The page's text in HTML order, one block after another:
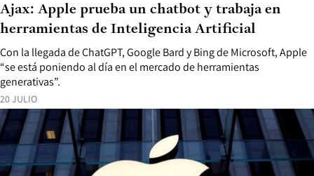
20 JULIO
Con la llegada de ChatGPT, Google Bard y Bing de Microsoft, Apple
“se está poniendo al día en el mercado de herramientas
generativas”.
Ajax: Apple prueba un chatbot y trabaja en
herramientas de Inteligencia Artificial